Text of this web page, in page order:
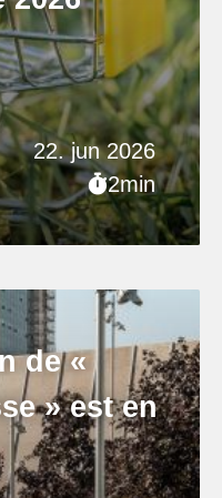
22. jun 2026
2min
de «
» est en